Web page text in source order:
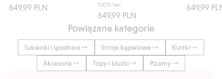
649,99 PLN
100% len
649,99 PLN
649,99
Powiązane kategorie
Sukienki i spódnice Stroje kąpielowe
Kurtki
Akcesoria
Topy i bluzki Piżamy